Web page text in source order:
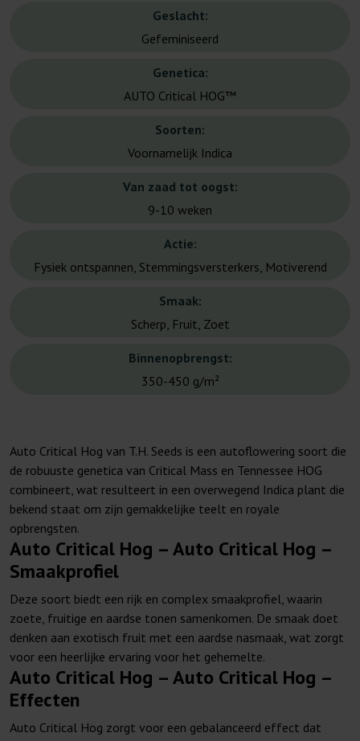
Geslacht:
Gefeminiseerd
Genetica:
AUTO Critical HOG™
Soorten:
Voornamelijk Indica
Van zaad tot oogst:
9-10 weken
Actie:
Fysiek ontspannen, Stemmingsversterkers, Motiverend
Smaak:
Scherp, Fruit, Zoet
Binnenopbrengst:
350-450 g/m²
Auto Critical Hog van T.H. Seeds is een autoflowering soort die
de robuuste genetica van Critical Mass en Tennessee HOG
combineert, wat resulteert in een overwegend Indica plant die
bekend staat om zijn gemakkelijke teelt en royale
opbrengsten.
Auto Critical Hog – Auto Critical Hog –
Smaakprofiel
Deze soort biedt een rijk en complex smaakprofiel, waarin
zoete, fruitige en aardse tonen samenkomen. De smaak doet
denken aan exotisch fruit met een aardse nasmaak, wat zorgt
voor een heerlijke ervaring voor het gehemelte.
Auto Critical Hog – Auto Critical Hog –
Effecten
Auto Critical Hog zorgt voor een gebalanceerd effect dat